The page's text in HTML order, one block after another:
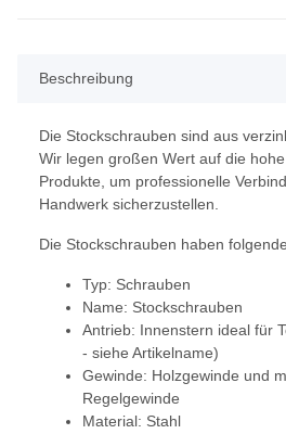
Beschreibung
Die Stockschrauben sind aus
Wir legen großen Wert auf die
Produkte, um professionelle
Handwerk sicherzustellen.
Die Stockschrauben haben
Typ: Schrauben
Name: Stockschrauben
Antrieb: Innenstern ideal für
- siehe Artikelname)
Gewinde: Holzgewinde und
Regelgewinde
Material: Stahl